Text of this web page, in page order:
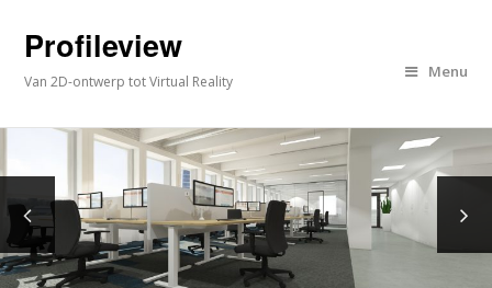
Profileview
Van 2D-ontwerp tot Virtual Reality
Menu